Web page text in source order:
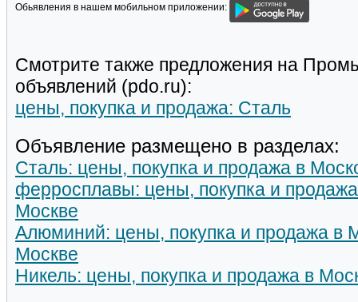
Обьявления в нашем мобильном приложении:
Смотрите также предложения на
объявлений (pdo.ru):
цены, покупка и продажа: Сталь
Объявление размещено в разделах:
Сталь: цены, покупка и продажа в
ферросплавы: цены, покупка и
Москве
Алюминий: цены, покупка и продажа в
Москве
Никель: цены, покупка и продажа в